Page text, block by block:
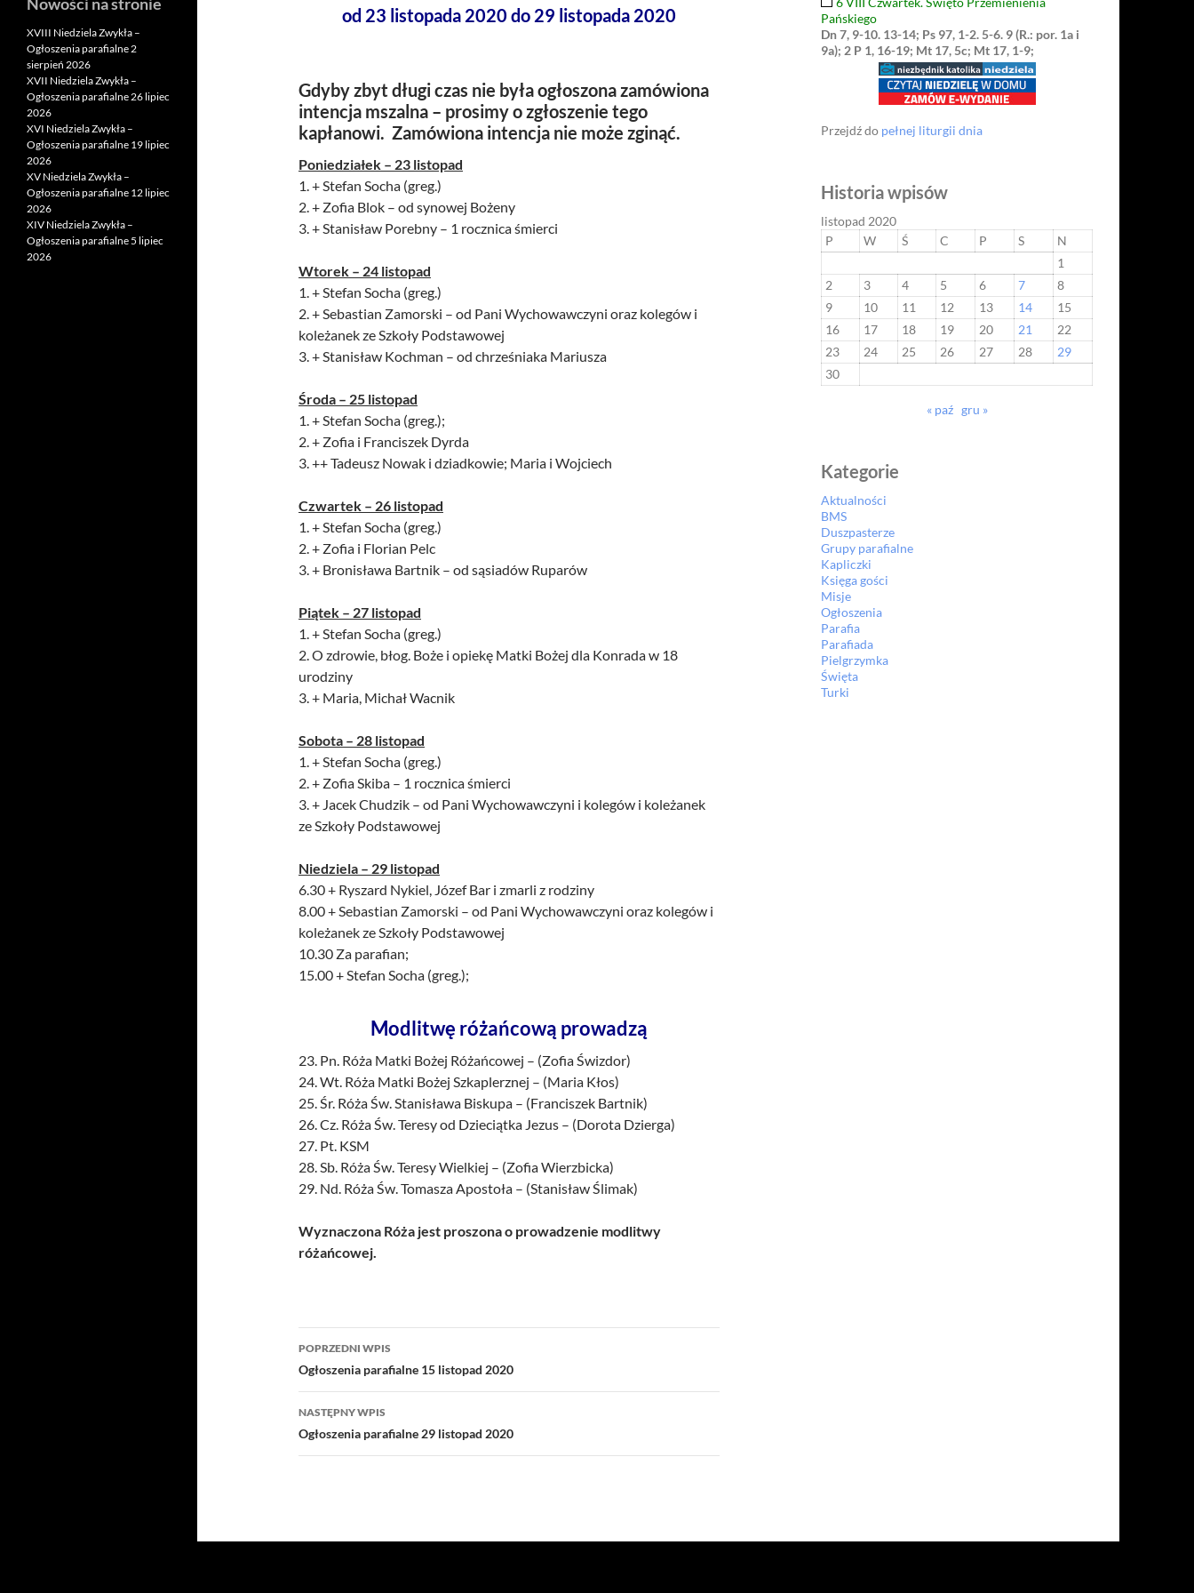
od 23 listopada 2020 do 29 listopada 2020
Gdyby zbyt długi czas nie była ogłoszona zamówiona
intencja mszalna – prosimy o zgłoszenie tego
kapłanowi. Zamówiona intencja nie może zginąć.
Poniedziałek – 23 listopad
1. + Stefan Socha (greg.)
2. + Zofia Blok – od synowej Bożeny
3. + Stanisław Porebny – 1 rocznica śmierci
Wtorek – 24 listopad
1. + Stefan Socha (greg.)
2. + Sebastian Zamorski – od Pani Wychowawczyni oraz kolegów i
koleżanek ze Szkoły Podstawowej
3. + Stanisław Kochman – od chrześniaka Mariusza
Środa – 25 listopad
1. + Stefan Socha (greg.);
2. + Zofia i Franciszek Dyrda
3. ++ Tadeusz Nowak i dziadkowie; Maria i Wojciech
Czwartek – 26 listopad
1. + Stefan Socha (greg.)
2. + Zofia i Florian Pelc
3. + Bronisława Bartnik – od sąsiadów Ruparów
Piątek – 27 listopad
1. + Stefan Socha (greg.)
2. O zdrowie, błog. Boże i opiekę Matki Bożej dla Konrada w 18
urodziny
3. + Maria, Michał Wacnik
Sobota – 28 listopad
1. + Stefan Socha (greg.)
2. + Zofia Skiba – 1 rocznica śmierci
3. + Jacek Chudzik – od Pani Wychowawczyni i kolegów i koleżanek
ze Szkoły Podstawowej
Niedziela – 29 listopad
6.30 + Ryszard Nykiel, Józef Bar i zmarli z rodziny
8.00 + Sebastian Zamorski – od Pani Wychowawczyni oraz kolegów i
koleżanek ze Szkoły Podstawowej
10.30 Za parafian;
15.00 + Stefan Socha (greg.);
Modlitwę różańcową prowadzą
23. Pn. Róża Matki Bożej Różańcowej – (Zofia Świzdor)
24. Wt. Róża Matki Bożej Szkaplerznej – (Maria Kłos)
25. Śr. Róża Św. Stanisława Biskupa – (Franciszek Bartnik)
26. Cz. Róża Św. Teresy od Dzieciątka Jezus – (Dorota Dzierga)
27. Pt. KSM
28. Sb. Róża Św. Teresy Wielkiej – (Zofia Wierzbicka)
29. Nd. Róża Św. Tomasza Apostoła – (Stanisław Ślimak)
Wyznaczona Róża jest proszona o prowadzenie modlitwy
różańcowej.
Nawigacja
wpisu
POPRZEDNI WPIS
Ogłoszenia parafialne 15 listopad 2020
NASTĘPNY WPIS
Ogłoszenia parafialne 29 listopad 2020
Pańskiego
Dn 7, 9-10. 13-14; Ps 97, 1-2. 5-6. 9 (R.: por. 1a i
9a); 2 P 1, 16-19; Mt 17, 5c; Mt 17, 1-9;
Przejdź do pełnej liturgii dnia
Historia wpisów
listopad 2020
P
W Ś C P S
N
1
2
3 4 5 6 7
8
9
10 11 12 13 14
15
16
17 18 19 20 21
22
23
24 25 26 27 28
29
30
« paź gru »
Kategorie
Aktualności
BMS
Duszpasterze
Grupy parafialne
Kapliczki
Księga gości
Misje
Ogłoszenia
Parafia
Parafiada
Pielgrzymka
Święta
Turki
XVIII Niedziela Zwykła –
Ogłoszenia parafialne 2
sierpień 2026
XVII Niedziela Zwykła –
Ogłoszenia parafialne 26 lipiec
2026
XVI Niedziela Zwykła –
Ogłoszenia parafialne 19 lipiec
2026
XV Niedziela Zwykła –
Ogłoszenia parafialne 12 lipiec
2026
XIV Niedziela Zwykła –
Ogłoszenia parafialne 5 lipiec
2026